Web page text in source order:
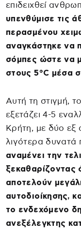
επιδειχθεί
υπενθύμισε τις
περασμένου
αναγκάστηκε να
σόμπες ώστε να
στους 5°C μέσα
Αυτή τη στιγμή,
εξετάζει 4-5
Κρήτη, με δύο εξ
λιγότερα δυνατά
αναμένει την
ξεκαθαρίζοντας
αποτελούν
αυτοδιοίκησης,
το ενδεχόμενο
ανεξέλεγκτης